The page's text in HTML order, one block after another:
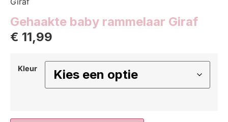
Gehaakte baby rammelaar Giraf
€ 11,99
Kleur